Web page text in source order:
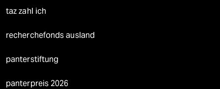
taz zahl ich
recherchefonds ausland
panterstiftung
panterpreis 2026